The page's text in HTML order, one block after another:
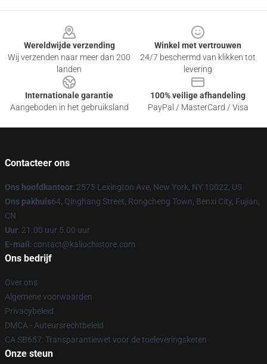
Wereldwijde verzending
Wij verzenden naar meer dan 200
landen
Winkel met vertrouwen
24/7 beschermd van klikken tot
levering
Internationale garantie
Aangeboden in het gebruiksland
100% veilige afhandeling
PayPal / MasterCard / Visa
Contacteer ons
Ons hoofdkantoor: 2575 Lexington Ave, New York, NY 10022, US
Ons pakhuis64, Qinghang Street, Rongcheng Town, Benxi City, Fujian,
CN
Uur: 21.00 uur 5.00 uur
E-mail : contact@kaliuchistore.com
Ons bedrijf
Over ons
Algemene voorwaarden
Privacybeleid
DMCA - Auteursrechtbeleid
CA SB657: Transparantiewet voor de toeleveringsketen
Onze steun